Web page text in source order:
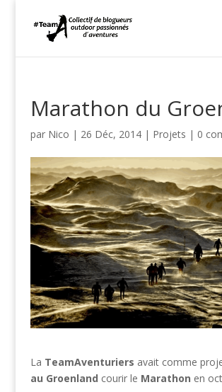
Marathon du
par Nico | 26 Déc, 2014| Projets | 0
La TeamAventuriers avait comme
au Groenland courir le Marathon en